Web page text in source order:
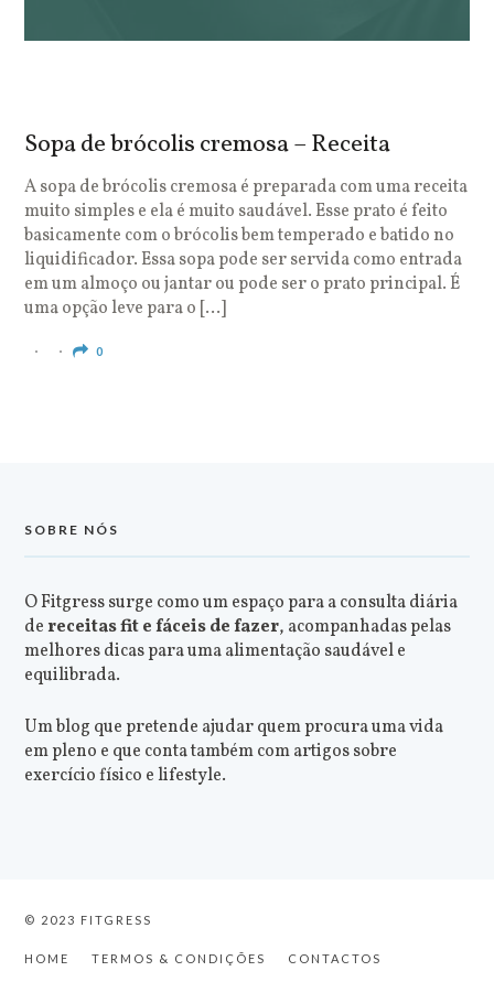
Sopa de brócolis cremosa – Receita
A sopa de brócolis cremosa é preparada com uma receita
muito simples e ela é muito saudável. Esse prato é feito
basicamente com o brócolis bem temperado e batido no
liquidificador. Essa sopa pode ser servida como entrada
em um almoço ou jantar ou pode ser o prato principal. É
uma opção leve para o […]
0
SOBRE NÓS
O Fitgress surge como um espaço para a consulta diária
dereceitas fit e fáceis de fazer, acompanhadas pelas
melhores dicas para uma alimentação saudável e
equilibrada.
Um blog que pretende ajudar quem procura uma vida
em pleno e que conta também com artigos sobre
exercício físico e lifestyle.
© 2023 FITGRESS
HOME TERMOS & CONDIÇÕES CONTACTOS